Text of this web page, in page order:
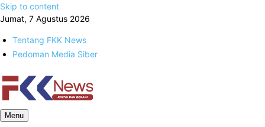
Skip to content
Jumat, 7 Agustus 2026
Tentang FKK News
Pedoman Media Siber
FKK News
Menu